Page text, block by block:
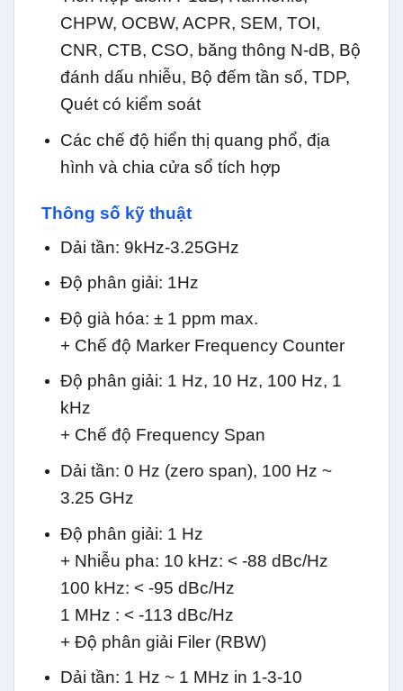
CHPW, OCBW, ACPR, SEM, TOI,
CNR, CTB, CSO, băng thông N-dB, Bộ
đánh dấu nhiễu, Bộ đếm tần số, TDP,
Quét có kiểm soát
Các chế độ hiển thị quang phổ, địa
hình và chia cửa sổ tích hợp
Thông số kỹ thuật
Dải tần: 9kHz-3.25GHz
Độ phân giải: 1Hz
Độ già hóa: ± 1 ppm max.
+ Chế độ Marker Frequency Counter
Độ phân giải: 1 Hz, 10 Hz, 100 Hz, 1
kHz
+ Chế độ Frequency Span
Dải tần: 0 Hz (zero span), 100 Hz ~
3.25 GHz
Độ phân giải: 1 Hz
+ Nhiễu pha: 10 kHz: < -88 dBc/Hz
100 kHz: < -95 dBc/Hz
1 MHz : < -113 dBc/Hz
+ Độ phân giải Filer (RBW)
Dải tần: 1 Hz ~ 1 MHz in 1-3-10